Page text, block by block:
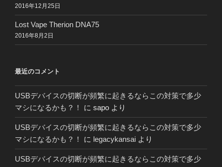
2016年12月25日
Lost Vape Therion DNA75
2016年8月2日
最近のコメント
USBデバイスの切断が頻繁に起きるならこの対策で多少
マシになるかも？！
に sapo より
USBデバイスの切断が頻繁に起きるならこの対策で多少
マシになるかも？！
に legacykansai より
USBデバイスの切断が頻繁に起きるならこの対策で多少